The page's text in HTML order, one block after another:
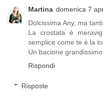
Martina domenica 7
Dolcissima Any, ma
La crostata è
semplice come te è la
Un bacione
Rispondi
Risposte